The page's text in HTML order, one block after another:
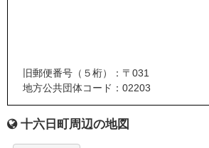
旧郵便番号（５桁）：〒031
地方公共団体コード：02203
十六日町周辺の地図